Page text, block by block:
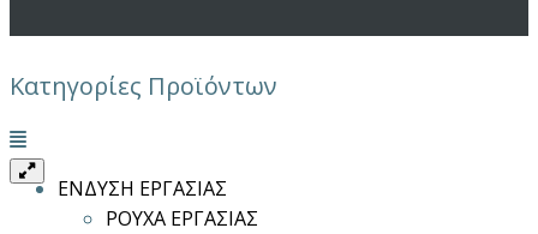
Κατηγορίες Προϊόντων
Μενού
ΕΝΔΥΣΗ ΕΡΓΑΣΙΑΣ
ΡΟΥΧΑ ΕΡΓΑΣΙΑΣ